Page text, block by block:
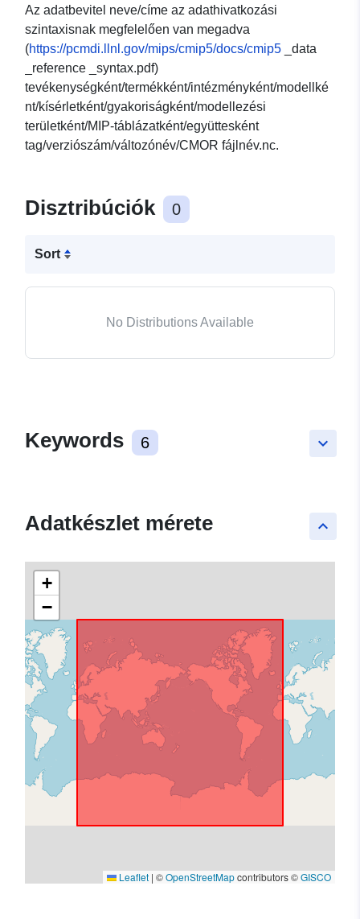
Az adatbevitel neve/címe az adathivatkozási
szintaxisnak megfelelően van megadva
(https://pcmdi.llnl.gov/mips/cmip5/docs/cmip5 _data
_reference _syntax.pdf)
tevékenységként/termékként/intézményként/modellké
nt/kísérletként/gyakoriságként/modellezési
területként/MIP-táblázatként/együttesként
tag/verziószám/változónév/CMOR fájlnév.nc.
Disztribúciók 0
Sort
No Distributions Available
keyboard_arrow_down
Keywords 6
keyboard_arrow_up
Adatkészlet mérete
+
−
Leaflet | ©OpenStreetMapcontributors ©GISCO